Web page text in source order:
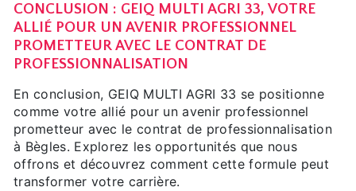
CONCLUSION : GEIQ MULTI AGRI 33, VOTRE
ALLIÉ POUR UN AVENIR PROFESSIONNEL
PROMETTEUR AVEC LE CONTRAT DE
PROFESSIONNALISATION
En conclusion, GEIQ MULTI AGRI 33 se positionne
comme votre allié pour un avenir professionnel
prometteur avec le contrat de professionnalisation
à Bègles. Explorez les opportunités que nous
offrons et découvrez comment cette formule peut
transformer votre carrière.